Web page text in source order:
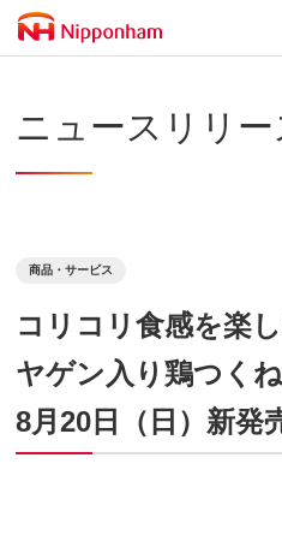
ニュースリリ
商品・サービス
コリコリ食感を楽
ヤゲン入り鶏つくね
8月20日（日）新発